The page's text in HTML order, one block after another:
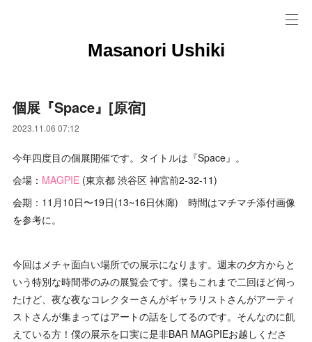
Masanori Ushiki
個展『Space』[原宿]
2023.11.06 07:12
今年四度目の個展開催です。タイトルは『Space』。
会場： MAGPIE (東京都 渋谷区 神宮前2-32-11)
会期：11月10日〜19日(13~16日休廊) 時間はマチマチ添付画像
を参考に。
今回はメチャ面白い場所での展示になります。週末の夕方からと
いう特別な時間帯のみの展覧会です。僕もこれまで二回ほど伺っ
たけど、夜な夜なコレクターさんがギャラリストさんがアーティ
ストさんが集まってはアートの話をしてるのです。そんなのに飢
えている方！僕の展示を口実に是非BAR MAGPIEお越しくださ